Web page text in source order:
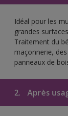
Idéal pour les
grandes
Traitement du
maçonnerie,
panneaux de
2. Après